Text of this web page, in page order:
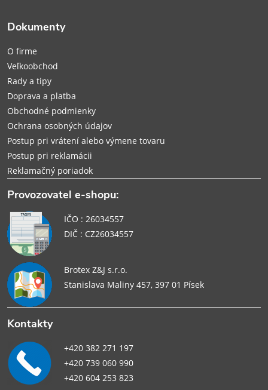
e
Dokumenty
O firme
Veľkoobchod
Rady a tipy
Doprava a platba
Obchodné podmienky
Ochrana osobných údajov
Postup pri vrátení alebo výmene tovaru
Postup pri reklamácii
Reklamačný poriadok
Provozovatel e-shopu:
IČO : 26034557
DIČ : CZ26034557
Brotex Z&J s.r.o.
Stanislava Maliny 457, 397 01 Písek
Kontakty
+420 382 271 197
+420 739 060 990
+420 604 253 823